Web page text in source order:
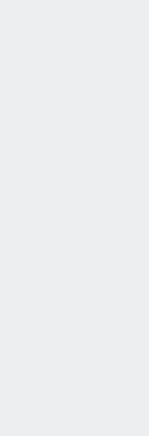
в
организации